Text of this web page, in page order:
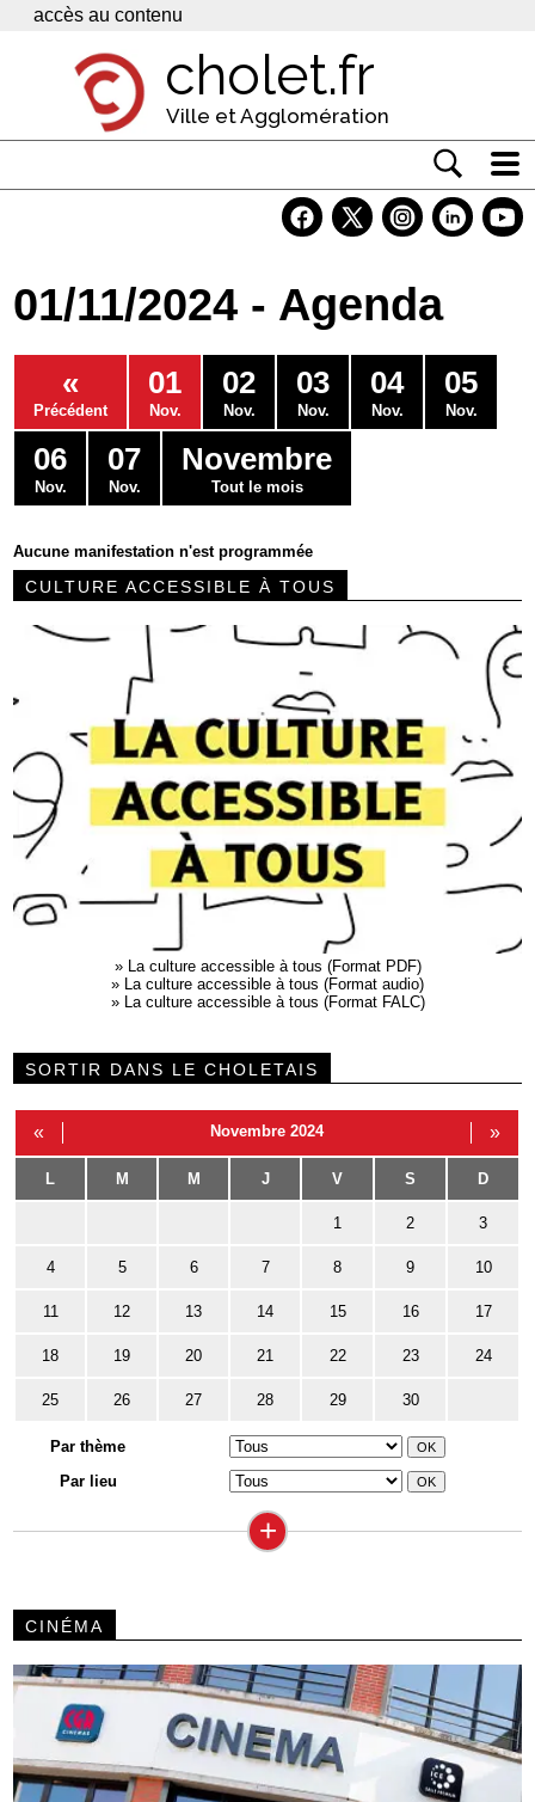
Panneau de gestion des cookies
accès au contenu
cholet.fr
Ville et Agglomération
Economie
Services
Contacts
01/11/2024 - Agenda
«
Précédent
01
Nov.
02
Nov.
03
Nov.
04
Nov.
05
Nov.
06
Nov.
07
Nov.
Novembre
Tout le mois
Aucune manifestation n'est programmée
CULTURE ACCESSIBLE À TOUS
»
La culture accessible à tous (Format PDF)
»
La culture accessible à tous (Format audio)
»
La culture accessible à tous (Format FALC)
SORTIR DANS LE CHOLETAIS
« Novembre 2024 »
L M M J V S D
1 2 3
4 5 6 7 8 9 10
11 12 13 14 15 16 17
18 19 20 21 22 23 24
25 26 27 28 29 30
Par thème
Par lieu
+
CINÉMA